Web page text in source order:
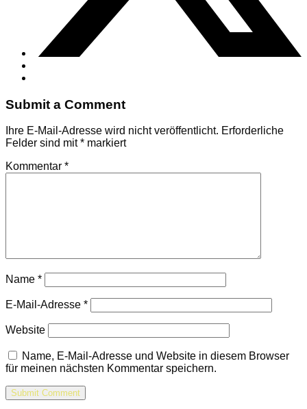
Submit a Comment
Ihre E-Mail-Adresse wird nicht veröffentlicht. Erforderliche
Felder sind mit* markiert
Kommentar *
Name *
E-Mail-Adresse *
Website
Name, E-Mail-Adresse und Website in diesem Browser
für meinen nächsten Kommentar speichern.